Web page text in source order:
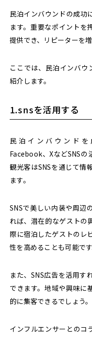
民泊インバウンドの成功
ます。重要なポイントを
提供でき、リピーターを
ここでは、民泊インバ
紹介します。
1.snsを活用する
民泊インバウンド
Facebook、XなどSNSの
観光客はSNSを通じて情
ます。
SNSで美しい内装や周辺
れば、潜在的なゲストの
際に宿泊したゲストのレ
性を高めることも可能です
また、SNS広告を活用す
できます。地域や興味に
的に集客できるでしょう。
インフルエンサーとのコ